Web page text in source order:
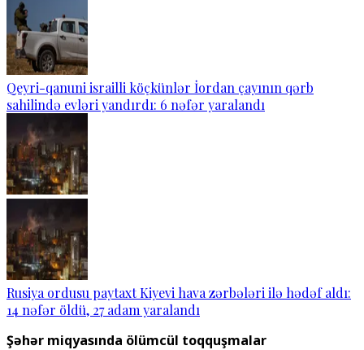
Qeyri-qanuni israilli köçkünlər İordan çayının qərb
sahilində evləri yandırdı: 6 nəfər yaralandı
Rusiya ordusu paytaxt Kiyevi hava zərbələri ilə hədəf aldı:
14 nəfər öldü, 27 adam yaralandı
Şəhər miqyasında ölümcül toqquşmalar